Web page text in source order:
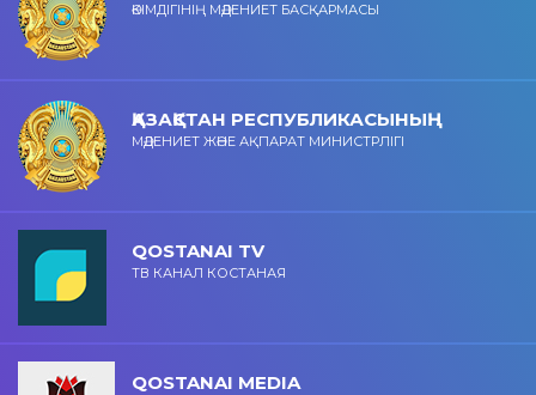
ӘКІМДІГІНІҢ МӘДЕНИЕТ БАСҚАРМАСЫ
ҚАЗАҚСТАН РЕСПУБЛИКАСЫНЫҢ
МӘДЕНИЕТ ЖӘНЕ АҚПАРАТ МИНИСТРЛІГІ
QOSTANAI TV
ТВ КАНАЛ КОСТАНАЯ
QOSTANAI MEDIA